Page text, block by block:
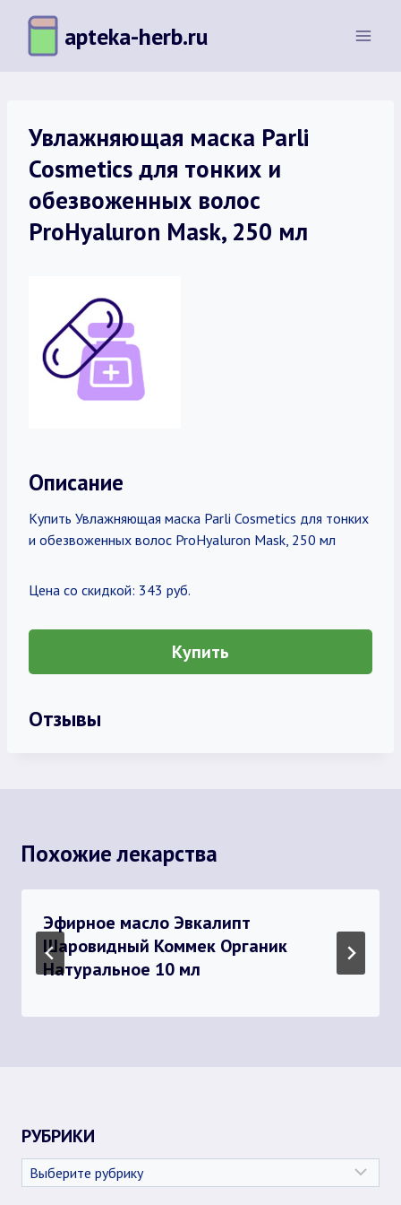
Перейти
содержимому
apteka-herb.ru
Увлажняющая маска Parli
Cosmetics для тонких и
обезвоженных волос
ProHyaluron Mask, 250 мл
Описание
Купить Увлажняющая маска Parli Cosmetics для тонких
и обезвоженных волос ProHyaluron Mask, 250 мл
Цена со скидкой: 343 руб.
Купить
Отзывы
Похожие лекарства
Эфирное масло Эвкалипт
Шаровидный Коммек Органик
Натуральное 10 мл
РУБРИКИ
Рубрики